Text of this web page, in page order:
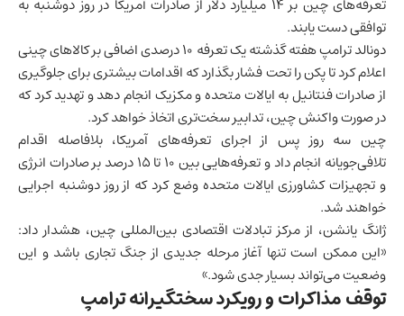
تعرفه‌های چین بر ۱۴ میلیارد دلار از صادرات آمریکا در روز دوشنبه به
توافقی دست یابند.
دونالد ترامپ هفته گذشته یک تعرفه ۱۰ درصدی اضافی بر کالاهای چینی
اعلام کرد تا پکن را تحت فشار بگذارد که اقدامات بیشتری برای جلوگیری
از صادرات فنتانیل به ایالات متحده ومکزیکانجام دهد و تهدید کرد که
در صورت واکنش چین، تدابیر سخت‌تری اتخاذ خواهد کرد.
چین سه روز پس از اجرای تعرفه‌های آمریکا، بلافاصله اقدام
تلافی‌جویانه انجام داد و تعرفه‌هایی بین ۱۰ تا ۱۵ درصد بر صادرات انرژی
و تجهیزات کشاورزی ایالات متحده وضع کرد که از روز دوشنبه اجرایی
خواهند شد.
ژانگ یانشن، از مرکز تبادلات اقتصادی بین‌المللی چین، هشدار داد:
«این ممکن است تنها آغاز مرحله جدیدی از جنگ تجاری باشد و این
وضعیت می‌تواند بسیار جدی شود.»
توقف مذاکرات و رویکرد سختگیرانه ترامپ